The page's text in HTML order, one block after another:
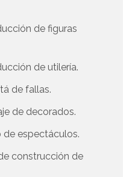
de figuras
de utilería.
de fallas.
de decorados.
espectáculos.
construcción de